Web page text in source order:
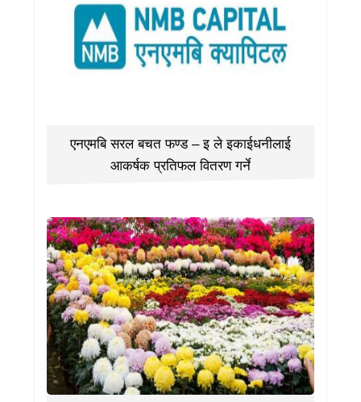
एनएमबि सरल बचत फण्ड – इ ले इकाईधनीलाई
आकर्षक प्रतिफल वितरण गर्ने